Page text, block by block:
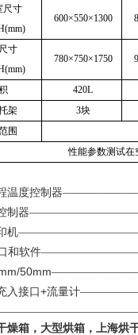
尺寸
600×550×1300
寸
780×750×1750
420L
架
3块
围
性能参数测试在
程温度控制器
控制器
印机
和软件
50mm
入接口 +流量计
燥箱，大型烘箱，上海烘